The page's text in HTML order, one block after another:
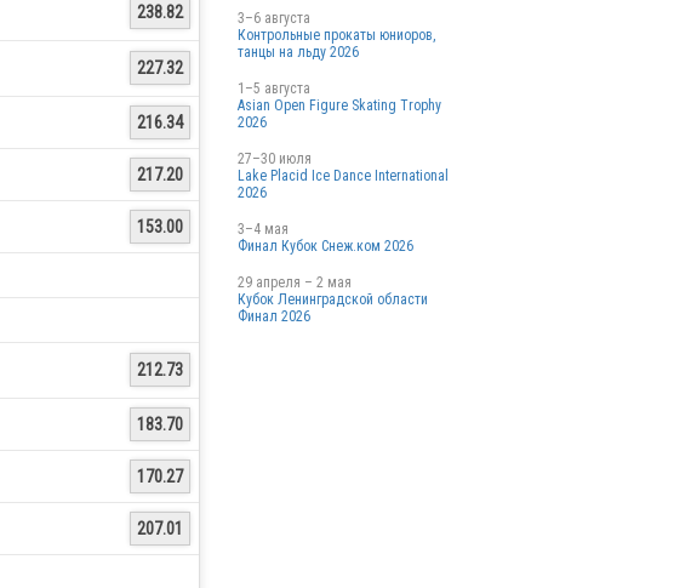
238.82
227.32
216.34
217.20
153.00
212.73
183.70
170.27
207.01
3–6 августа
Контрольные прокаты юниоров,
танцы на льду 2026
1–5 августа
Asian Open Figure Skating Trophy
2026
27–30 июля
Lake Placid Ice Dance International
2026
3–4 мая
Финал Кубок Снеж.ком 2026
29 апреля – 2 мая
Кубок Ленинградской области
Финал 2026